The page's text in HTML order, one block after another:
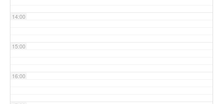
14:00
15:00
16:00